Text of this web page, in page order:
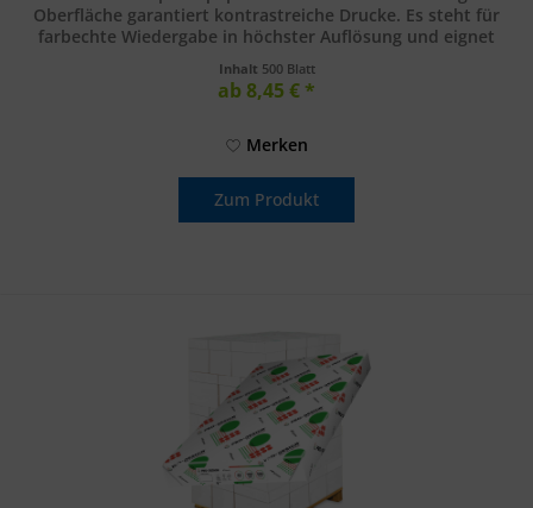
Oberfläche garantiert kontrastreiche Drucke. Es steht für
farbechte Wiedergabe in höchster Auflösung und eignet
Inhalt 500 Blatt
ab 8,45 € *
Merken
Zum Produkt